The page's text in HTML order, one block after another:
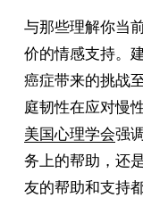
与那些理解你当
价的情感支持。
癌症带来的挑战
庭韧性在应对慢
美国心理学会强
务上的帮助，还
友的帮助和支持